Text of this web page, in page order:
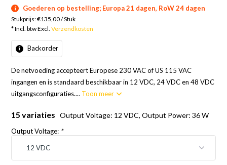
Goederen op bestelling; Europa 21 dagen, RoW 24 dagen
Stukprijs:€135,00/Stuk
* Incl. btw Excl.Verzendkosten
Backorder
De netvoeding accepteert Europese 230 VAC of US 115 VAC
ingangen en is standaard beschikbaar in 12 VDC, 24 VDC en 48 VDC
uitgangsconfiguraties.... Toon meer
15 variaties Output Voltage: 12 VDC, Output Power: 36 W
Output Voltage: *